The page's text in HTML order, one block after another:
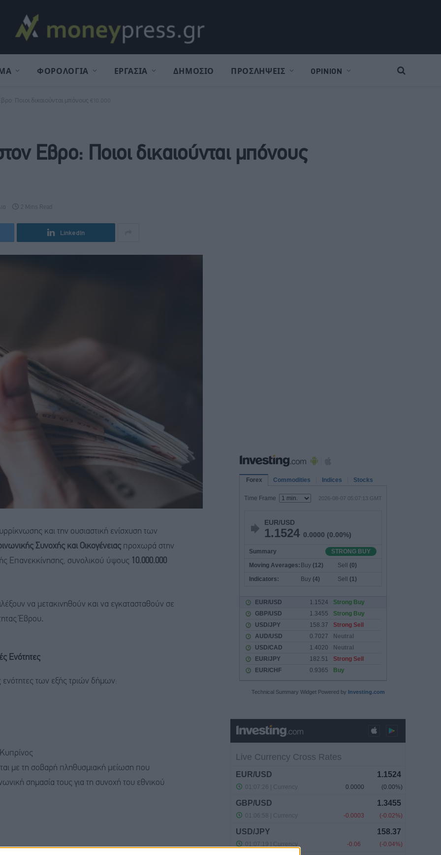
ΦΟΡΟΛΟΓΙΑ ΕΡΓΑΣΙΑ ΔΗΜΟΣΙΟ ΠΡΟΣΛΗΨΕΙΣ OPINION
Ποιοι δικαιούνται μπόνους €10.000
Εβρο: Ποιοι δικαιούνται μπόνους
2 Mins Read
LinkedIn
και την ουσιαστική ενίσχυση των
Συνοχής και Οικογένειας προχωρά στην
Επανεκκίνησης, συνολικού ύψους
10.000.000
να μετακινηθούν και να εγκατασταθούν σε
Έβρου.
Ενότητες
ενότητες των εξής τριών δήμων:
με τη σοβαρή πληθυσμιακή μείωση που
σημασία τους για τη συνοχή του εθνικού
Technical Summary Widget Powered by Investing.com